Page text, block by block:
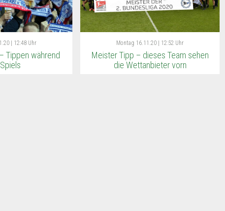
| 12:48 Uhr
Tippen während
Montag 16.11.20 | 12:52 Uhr
Meister Tipp – dieses Team sehen
die Wettanbieter vorn